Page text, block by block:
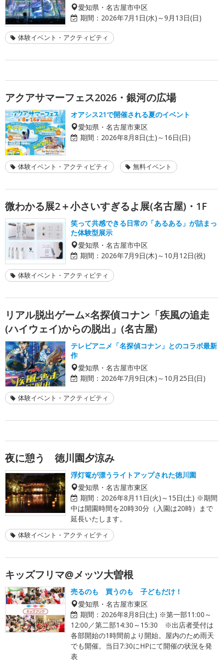
愛知県・名古屋市中区
期間： 2026年7月1日(水)～9月13日(日)
体験イベント・アクティビティ
アクアサマーフェス2026・銀河の広場
オアシス21で開催される夏のイベント
愛知県・名古屋市東区
期間： 2026年8月8日(土)～16日(日)
体験イベント・アクティビティ 無料イベント
微わかる展2＋小さいすぎるよ展(名古屋)・1F
笑って共感できる日常の「あるある」が詰まっ
た体験型展示
愛知県・名古屋市中区
期間： 2026年7月9日(木)～10月12日(祝)
体験イベント・アクティビティ
リアル脱出ゲーム×名探偵コナン「疾風の追走
(ハイウェイ)からの脱出」(名古屋)
テレビアニメ「名探偵コナン」とのコラボ最新
作
愛知県・名古屋市中区
期間： 2026年7月9日(木)～10月25日(日)
体験イベント・アクティビティ
夜に憩う 徳川園夕涼み
浮灯篭が漂うライトアップされた徳川園
愛知県・名古屋市東区
期間： 2026年8月11日(火)～15日(土) ※期間
中は開園時間を20時30分（入園は20時）まで
延長いたします。
体験イベント・アクティビティ
キッズフリマ@メッツ大曽根
売るのも 買うのも 子どもだけ！
愛知県・名古屋市東区
期間： 2026年8月8日(土) ※第一部11:00～
12:00／第二部14:30～15:30 ※出店者受付は
各部開始の1時間前より開始。屋内のため雨天
でも開催。当日7:30にHPにて開催の状況を発
表